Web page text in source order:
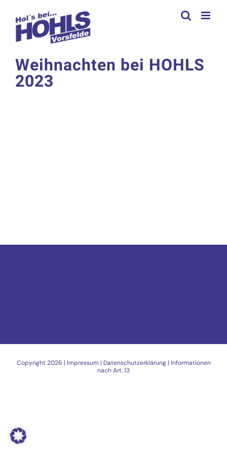
Inhalt
springen
Weihnachten bei HOHLS
2023
Copyright2026 | Impressum | Datenschutzerklärung| Informationen
nach Art. 13